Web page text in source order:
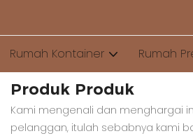
Rumah Kontainer Rumah
Produk Produk
Kami mengenali dan menghargai
pelanggan, itulah sebabnya kami